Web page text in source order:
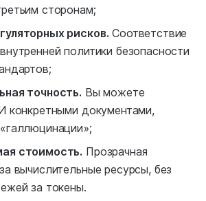
сторонам;
рисков. Соответствие
политики безопасности
точность. Вы можете
конкретными документами,
стоимость. Прозрачная
вычислительные ресурсы, без
за токены.